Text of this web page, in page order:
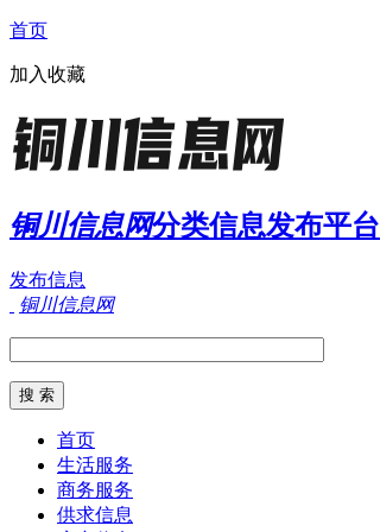
首页
加入收藏
铜川信息网分类信息发布平台
发布信息
铜川信息网
首页
生活服务
商务服务
供求信息